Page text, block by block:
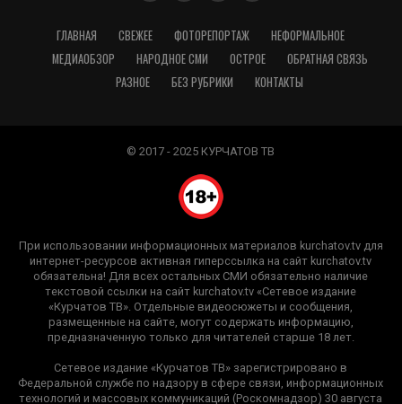
ГЛАВНАЯ СВЕЖЕЕ ФОТОРЕПОРТАЖ
НЕФОРМАЛЬНОЕ
МЕДИАОБЗОР
НАРОДНОЕ СМИ ОСТРОЕ
ОБРАТНАЯ СВЯЗЬ
РАЗНОЕ
БЕЗ РУБРИКИ КОНТАКТЫ
© 2017 - 2025 КУРЧАТОВ ТВ
При использовании информационных материалов kurchatov.tv для
интернет-ресурсов активная гиперссылка на сайт kurchatov.tv
обязательна! Для всех остальных СМИ обязательно наличие
текстовой ссылки на сайт kurchatov.tv «Сетевое издание
«Курчатов ТВ». Отдельные видеосюжеты и сообщения,
размещенные на сайте, могут содержать информацию,
предназначенную только для читателей старше 18 лет.
Сетевое издание «Курчатов ТВ» зарегистрировано в
Федеральной службе по надзору в сфере связи, информационных
технологий и массовых коммуникаций (Роскомнадзор) 30 августа